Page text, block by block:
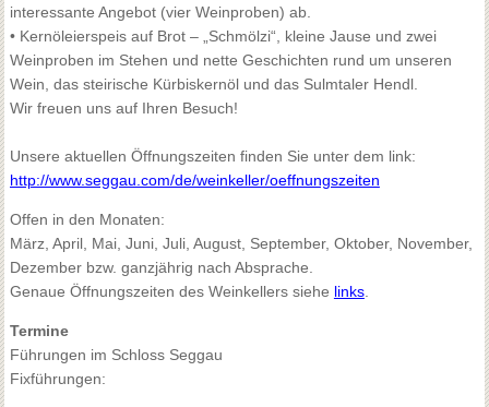
interessante Angebot (vier Weinproben) ab.
• Kernöleierspeis auf Brot – „Schmölzi“, kleine Jause und zwei
Weinproben im Stehen und nette Geschichten rund um unseren
Wein, das steirische Kürbiskernöl und das Sulmtaler Hendl.
Wir freuen uns auf Ihren Besuch!
Unsere aktuellen Öffnungszeiten finden Sie unter dem link:
http://www.seggau.com/de/weinkeller/oeffnungszeiten
Offen in den Monaten:
März, April, Mai, Juni, Juli, August, September, Oktober, November,
Dezember bzw. ganzjährig nach Absprache.
Genaue Öffnungszeiten des Weinkellers siehe links.
Termine
Führungen im Schloss Seggau
Fixführungen: